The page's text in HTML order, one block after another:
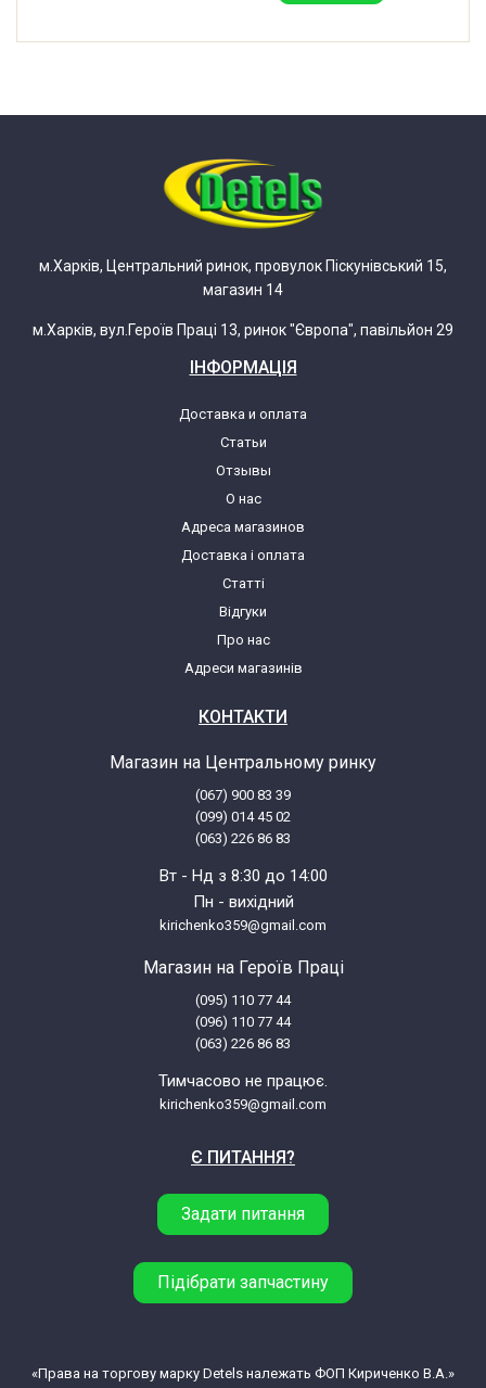
м.Харків, Центральний ринок, провулок Піскунівський 15,
магазин 14
м.Харків, вул.Героїв Праці 13, ринок "Європа", павільйон 29
ІНФОРМАЦІЯ
Доставка и оплата
Статьи
Отзывы
О нас
Адреса магазинов
Доставка і оплата
Статті
Відгуки
Про нас
Адреси магазинів
КОНТАКТИ
Магазин на Центральному ринку
(067) 900 83 39
(099) 014 45 02
(063) 226 86 83
Вт - Нд з 8:30 до 14:00
Пн - вихідний
kirichenko359@gmail.com
Магазин на Героїв Праці
(095) 110 77 44
(096) 110 77 44
(063) 226 86 83
Тимчасово не працює.
kirichenko359@gmail.com
Є ПИТАННЯ?
Задати питання
Підібрати запчастину
«Права на торгову марку Detels належать ФОП Кириченко В.А.»